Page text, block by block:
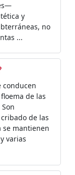
y
no
...
conducen
de las
de las
se mantienen
varias